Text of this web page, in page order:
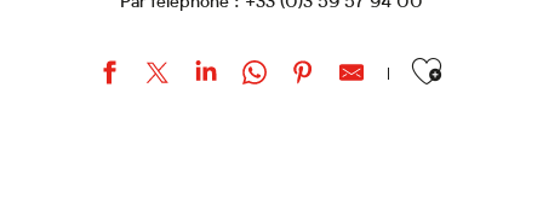
Ajouter aux